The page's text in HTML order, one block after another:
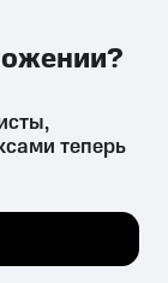
вред здоровью,
теперь